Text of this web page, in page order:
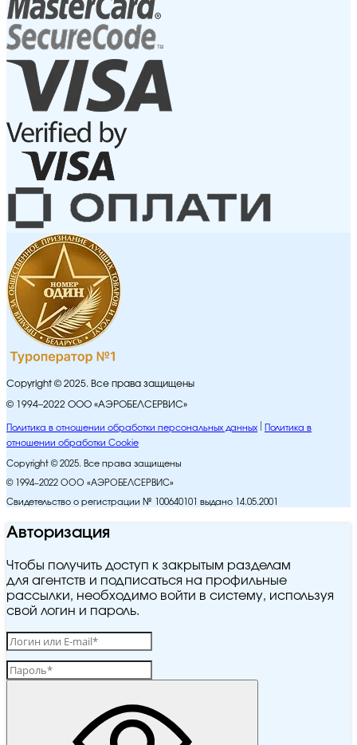
Copyright © 2025. Все права защищены
© 1994–2022 ООО «АЭРОБЕЛСЕРВИС»
Политика в отношении обработки персональных данных
Политика в
отношении обработки Cookie
Copyright © 2025. Все права защищены
© 1994–2022 ООО «АЭРОБЕЛСЕРВИС»
Свидетельство о регистрации № 100640101 выдано 14.05.2001
Авторизация
Чтобы получить доступ к закрытым разделам
для агентств и подписаться на профильные
рассылки, необходимо войти в систему, используя
свой логин и пароль.